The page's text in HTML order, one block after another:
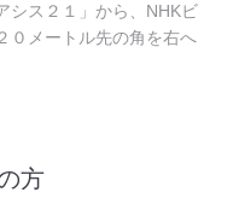
ス２１」から、NHKビ
０メートル先の角を右へ
方